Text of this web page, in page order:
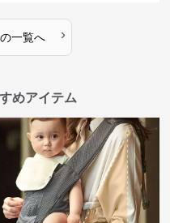
一覧へ ›
めアイテム